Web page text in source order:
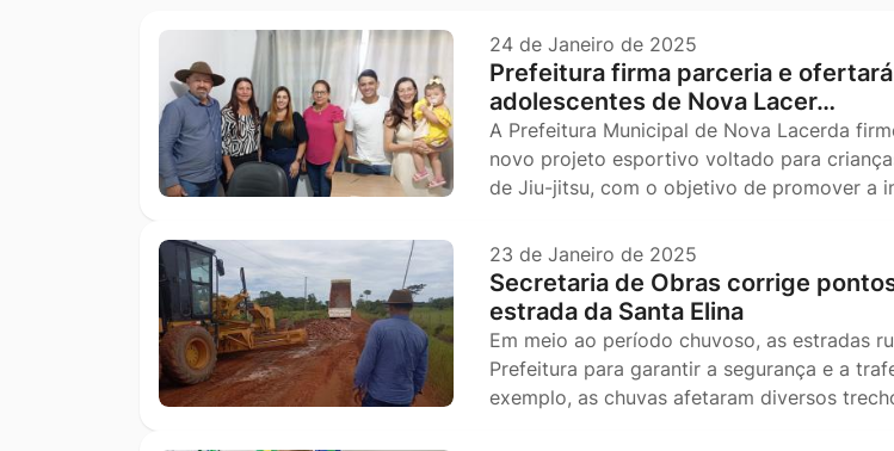
para
rodapé
[alt+4]
24 de Janeiro de 2025
Prefeitura firma parceria e
adolescentes de Nova Lacer…
A Prefeitura Municipal de Nova Lacerda
novo projeto esportivo voltado para
de Jiu-jitsu, com o objetivo de promover a
23 de Janeiro de 2025
Secretaria de Obras corrige
estrada da Santa Elina
Em meio ao período chuvoso, as estradas
Prefeitura para garantir a segurança e a
exemplo, as chuvas afetaram diversos